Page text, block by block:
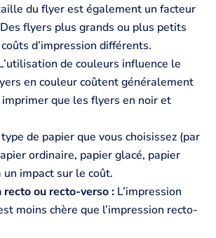
du flyer est également un facteur
flyers plus grands ou plus petits
d’impression différents.
de couleurs influence le
en couleur coûtent généralement
imprimer que les flyers en noir et
de papier que vous choisissez (par
ordinaire, papier glacé, papier
un impact sur le coût.
recto ou recto-verso : L’impression
moins chère que l’impression recto-